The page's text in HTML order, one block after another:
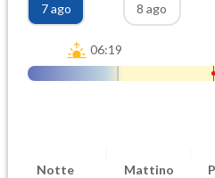
7 ago
8 ago
06:19
Notte Mattino